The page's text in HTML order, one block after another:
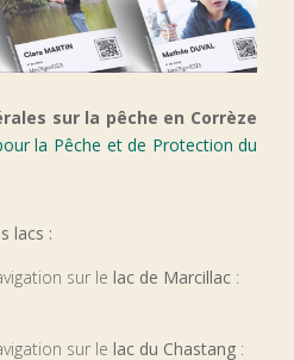
sur la pêche en Corrèze
la Pêche et de Protection du
lacs :
sur lelac de Marcillac :
sur lelac du Chastang :